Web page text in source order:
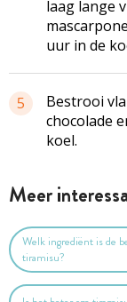
laag lange
uur in de
5
Bestrooi
chocolade
koel.
Meer
Welk ingrediënt is de
tiramisu?